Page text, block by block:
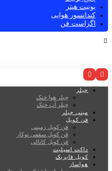
یونیت هیتر
کندانسور هوایی
اگزاست فن
چیلر
چیلر هوا خنک
چیلر آب خنک
مینی چیلر
فن کویل
فن کویل زمینی
فن کویل سقفی توکار
فن کویل کانالی
داکت اسپلیت
کویل فابریک
هواساز